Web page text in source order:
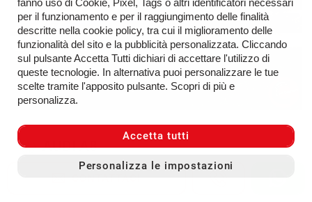
AUDI A8
50 TDI 286cv MHEV Quattro - Solo 25.400 km
fanno uso di Cookie, Pixel, Tags o altri identificatori necessari
per il funzionamento e per il raggiungimento delle finalità
descritte nella cookie policy, tra cui il miglioramento delle
funzionalità del sito e la pubblicità personalizzata. Cliccando
sul pulsante Accetta Tutti dichiari di accettare l'utilizzo di
queste tecnologie. In alternativa puoi personalizzare le tue
scelte tramite l'apposito pulsante. Scopri di più e
personalizza.
Accetta tutti
Personalizza le impostazioni